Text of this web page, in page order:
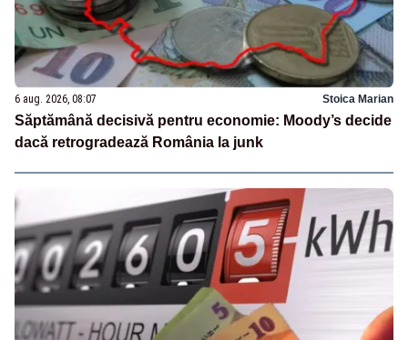
6 aug. 2026, 08:07 Stoica Marian
Săptămână decisivă pentru economie: Moody’s decide
dacă retrogradează România la junk